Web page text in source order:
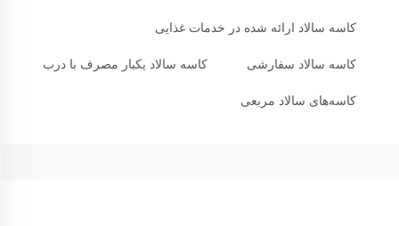
کاسه سالاد ارائه شده در خدمات غذایی
کاسه سالاد سفارشی کاسه سالاد یکبار مصرف با درب
کاسه‌های سالاد مربعی